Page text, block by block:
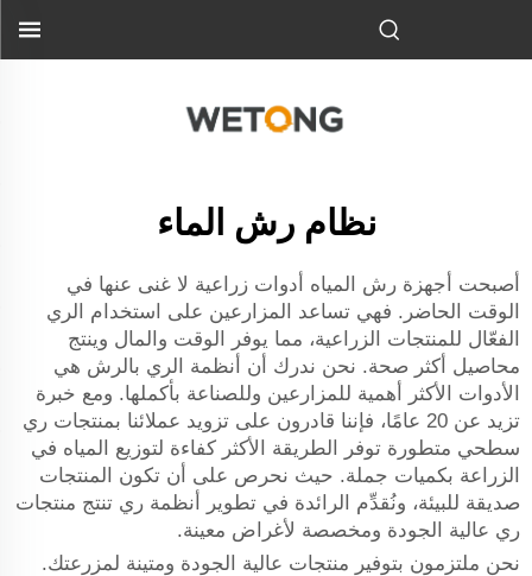
نظام رش الماء
أصبحت أجهزة رش المياه أدوات زراعية لا غنى عنها في
الوقت الحاضر. فهي تساعد المزارعين على استخدام الري
الفعّال للمنتجات الزراعية، مما يوفر الوقت والمال وينتج
محاصيل أكثر صحة. نحن ندرك أن أنظمة الري بالرش هي
الأدوات الأكثر أهمية للمزارعين وللصناعة بأكملها. ومع خبرة
تزيد عن 20 عامًا، فإننا قادرون على تزويد عملائنا بمنتجات ري
سطحي متطورة توفر الطريقة الأكثر كفاءة لتوزيع المياه في
الزراعة بكميات جملة. حيث نحرص على أن تكون المنتجات
صديقة للبيئة، ونُقدِّم الرائدة في تطوير أنظمة ري تنتج منتجات
ري عالية الجودة ومخصصة لأغراض معينة.
نحن ملتزمون بتوفير منتجات عالية الجودة ومتينة لمزرعتك.